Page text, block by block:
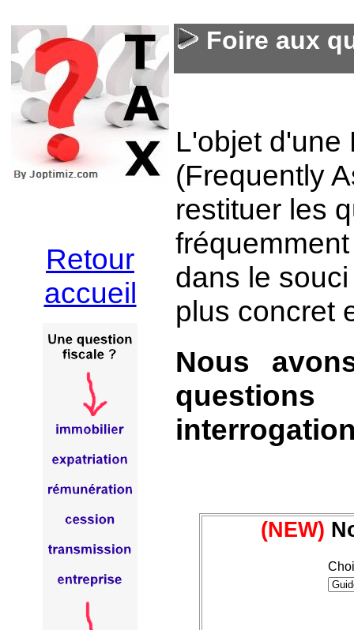
Retour
accueil
Foire aux
L'objet d'une
(Frequently
restituer les
dans le
plus concret
Nous
(NEW)